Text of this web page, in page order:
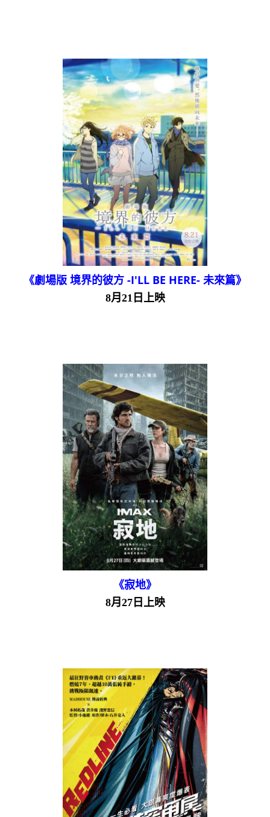
《劇場版 境界的彼方 -I'LL BE HERE- 未來篇》
8月21日上映
《寂地》
8月27日上映